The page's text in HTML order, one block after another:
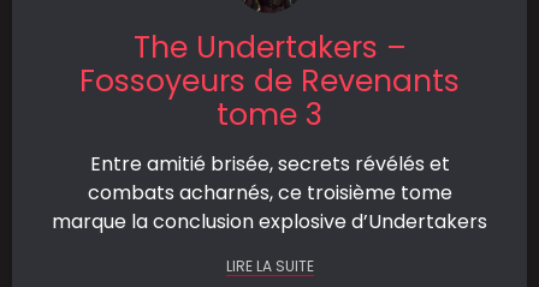
The Undertakers –
Fossoyeurs de Revenants
tome 3
Entre amitié brisée, secrets révélés et
combats acharnés, ce troisième tome
marque la conclusion explosive d’Undertakers
LIRE LA SUITE